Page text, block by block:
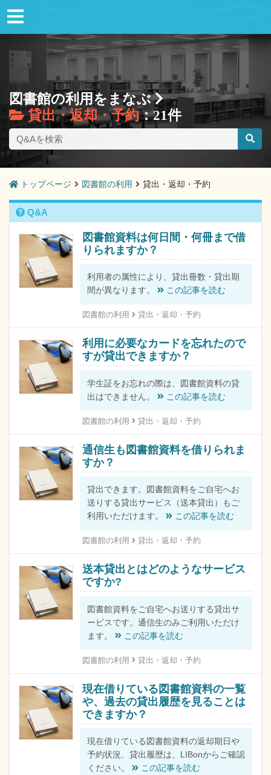
図書館の利用をまなぶ
貸出・返却・予約：21件
トップページ 図書館の利用 貸出・返却・予約
Q&A
図書館資料は何日間・何冊まで借
りられますか？
利用者の属性により、貸出冊数・貸出期
間が異なります。
この記事を読む
図書館の利用 貸出・返却・予約
利用に必要なカードを忘れたので
すが貸出できますか？
学生証をお忘れの際は、図書館資料の貸
出はできません。
この記事を読む
図書館の利用 貸出・返却・予約
通信生も図書館資料を借りられま
すか？
貸出できます。図書館資料をご自宅へお
送りする貸出サービス（送本貸出）もご
利用いただけます。
この記事を読む
図書館の利用 貸出・返却・予約
送本貸出とはどのようなサービス
ですか?
図書館資料をご自宅へお送りする貸出サ
ービスです。通信生のみご利用いただけ
ます。
この記事を読む
図書館の利用 貸出・返却・予約
現在借りている図書館資料の一覧
や、過去の貸出履歴を見ることは
できますか？
現在借りている図書館資料の返却期日や
予約状況、貸出履歴は、LIBonからご確認
ください。
この記事を読む